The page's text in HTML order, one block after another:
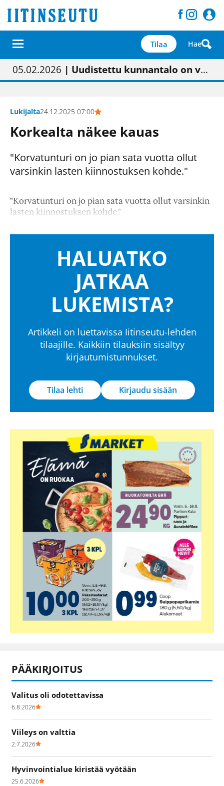
Tilaa Hae
01.02.2026 | Painon vaihtumisen pitäisi näkyä hieman parempana painojäljen laatuna lehdessä
05.02.2026 | Uudistettu kunnantalo on valoisa
23.04.2026 | “Olemme käynnistämässä uudelleen keskustavisiotyön”
09.05.2026| "Maalla on totuttu elämään omavaraisemmin kuin kaupungissa"
Lukijalta24.12.2025 07:00
Korkealta näkee kauas
"Korvatunturi on jo pian sata vuotta ollut
varsinkin lasten kiinnostuksen kohde."
"Korvatunturi on jo pian sata vuotta ollut varsinkin
lasten kiinnostuksen kohde."
HALUATKO
JATKAA
LUKEMISTA?
Artikkeli on luettavissa Iitinseutu-lehden
tilaajille. Kaikkiin tilauksiin sisältyy
kirjautumistunnukset.
Tilaa lehti Kirjaudu sisään
PÄÄKIRJOITUS
Valitus oli odotettavissa
6.8.2026
Viileys on valttia
2.7.2026
Hyvinvointialue kiristää vyötään
25.6.2026